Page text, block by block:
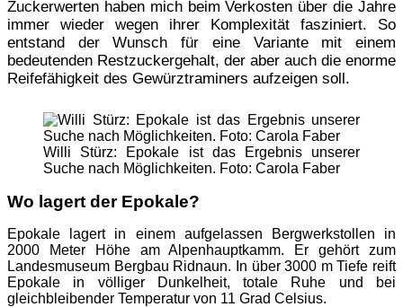
Zuckerwerten haben mich beim Verkosten über die Jahre
immer wieder wegen ihrer Komplexität fasziniert. So
entstand der Wunsch für eine Variante mit einem
bedeutenden Restzuckergehalt, der aber auch die enorme
Reifefähigkeit des Gewürztraminers aufzeigen soll.
Willi Stürz: Epokale ist das Ergebnis unserer
Suche nach Möglichkeiten. Foto: Carola Faber
Wo lagert der Epokale?
Epokale lagert in einem aufgelassen Bergwerkstollen in
2000 Meter Höhe am Alpenhauptkamm. Er gehört zum
Landesmuseum Bergbau Ridnaun. In über 3000 m Tiefe reift
Epokale in völliger Dunkelheit, totale Ruhe und bei
gleichbleibender Temperatur von 11 Grad Celsius.